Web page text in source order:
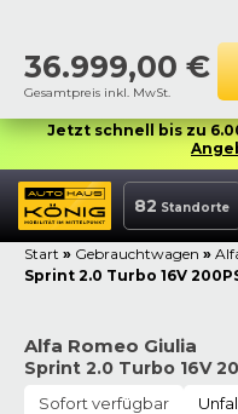
36.999,00 €
Gesamtpreis inkl. MwSt.
Jetzt schnell bis zu
82 Standorte
Start » Gebrauchtwagen »
Sprint 2.0 Turbo 16V
Alfa Romeo Giulia
Sprint 2.0 Turbo 16V
Sofort verfügbar